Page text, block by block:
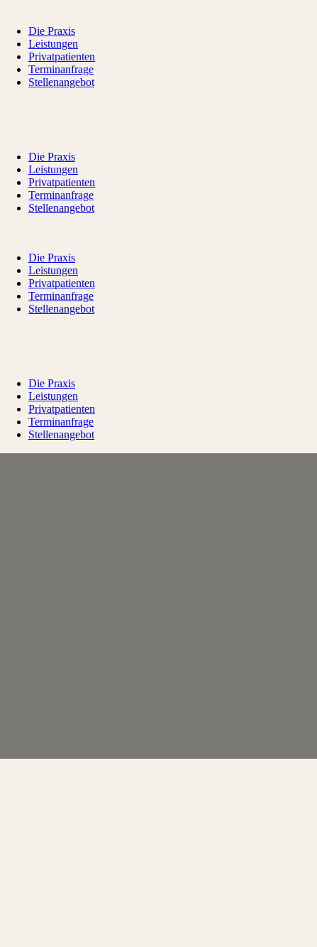
Die Praxis
Leistungen
Privatpatienten
Terminanfrage
Stellenangebot
Die Praxis
Leistungen
Privatpatienten
Terminanfrage
Stellenangebot
Die Praxis
Leistungen
Privatpatienten
Terminanfrage
Stellenangebot
Die Praxis
Leistungen
Privatpatienten
Terminanfrage
Stellenangebot